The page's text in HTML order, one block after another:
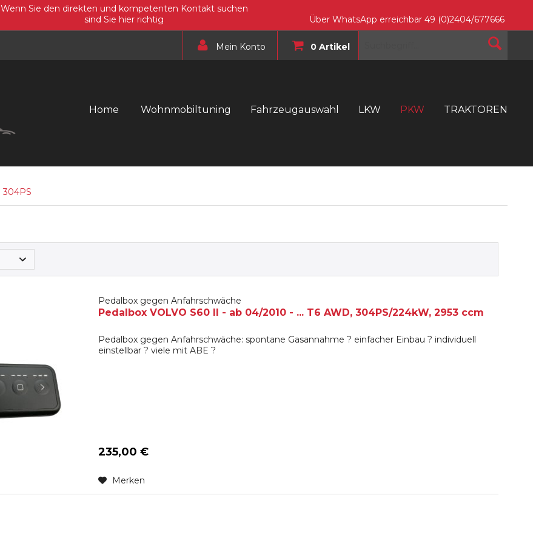
Wenn Sie den direkten und kompetenten Kontakt suchen
sind Sie hier richtig
Über WhatsApp erreichbar 49 (0)2404/677666
Mein Konto 0 Artikel
Home Wohnmobiltuning Fahrzeugauswahl LKW PKW TRAKTOREN
304PS
Pedalbox gegen Anfahrschwäche
Pedalbox VOLVO S60 II - ab 04/2010 - ... T6 AWD, 304PS/224kW, 2953 ccm
Pedalbox gegen Anfahrschwäche: spontane Gasannahme ? einfacher Einbau ? individuell
einstellbar ? viele mit ABE ?
235,00 €
Merken